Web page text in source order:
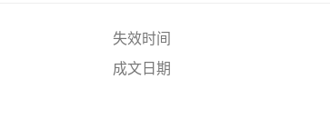
失效时间
成文日期